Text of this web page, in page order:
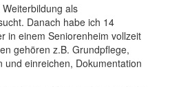
als
Danach habe ich 14
in einem Seniorenheim vollzeit
gehören z.B. Grundpflege,
und einreichen, Dokumentation